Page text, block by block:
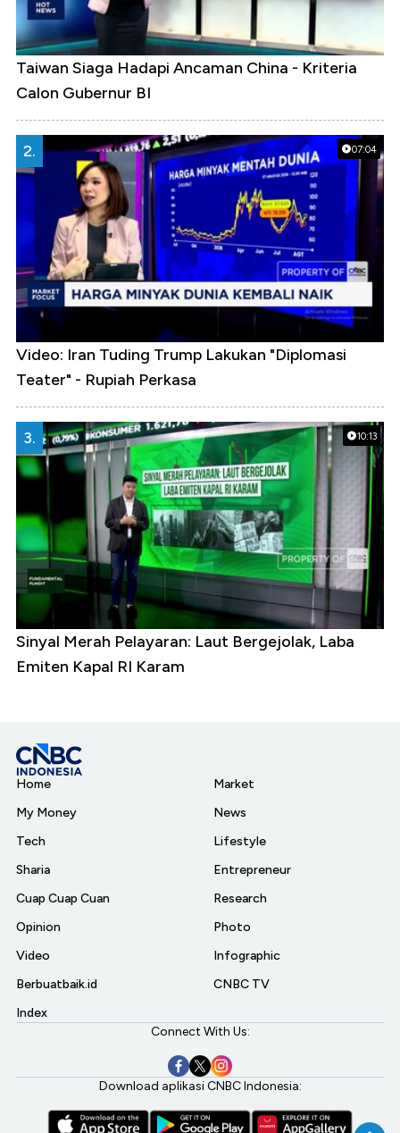
Taiwan Siaga Hadapi Ancaman China - Kriteria
Calon Gubernur BI
07:04
2.
Video: Iran Tuding Trump Lakukan "Diplomasi
Teater" - Rupiah Perkasa
10:13
3.
Sinyal Merah Pelayaran: Laut Bergejolak, Laba
Emiten Kapal RI Karam
Home
My Money
Tech
Sharia
Cuap Cuap Cuan
Opinion
Video
Berbuatbaik.id
Index
Market
News
Lifestyle
Entrepreneur
Research
Photo
Infographic
CNBC TV
Connect With Us:
Download aplikasi CNBC Indonesia: